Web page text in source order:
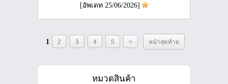
[อัพเดท 25/06/2026]
1 2 3 4 5 > หน้าสุดท้าย
หมวดสินค้า